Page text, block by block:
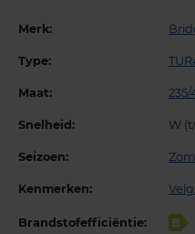
Merk:
Type:
Maat: 235/
Snelheid: W
Seizoen:
Kenmerken:
Brandstofefficiëntie: B